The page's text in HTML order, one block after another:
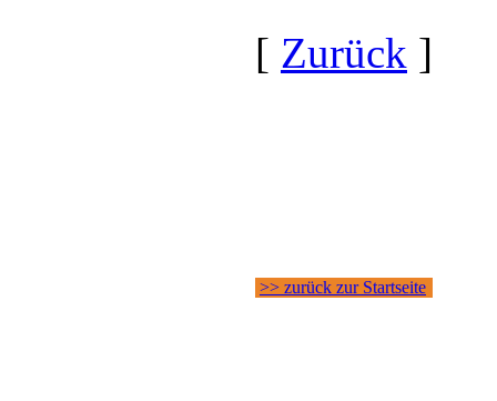
[ Zurück ]
>> zurück zur Startseite